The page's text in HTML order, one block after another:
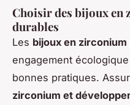
Choisir des bijoux en
durables
Les bijoux en zirconium
engagement
bonnes pratiques.
zirconium et